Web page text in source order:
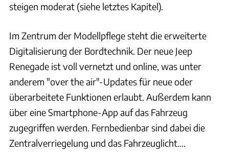
steigen moderat (siehe letztes Kapitel).
Im Zentrum der Modellpflege steht die erweiterte
Digitalisierung der Bordtechnik. Der neue Jeep
Renegade ist voll vernetzt und online, was unter
anderem "over the air"-Updates für neue oder
überarbeitete Funktionen erlaubt. Außerdem kann
über eine Smartphone-App auf das Fahrzeug
zugegriffen werden. Fernbedienbar sind dabei die
Zentralverriegelung und das Fahrzeuglicht....